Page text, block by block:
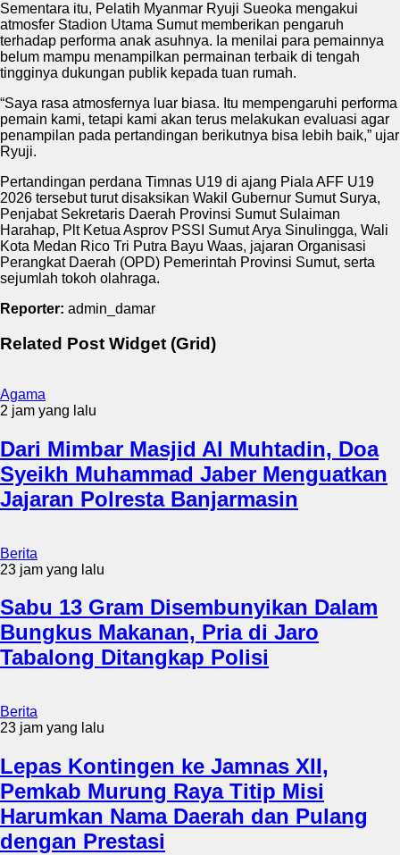
Sementara itu, Pelatih Myanmar Ryuji Sueoka mengakui
atmosfer Stadion Utama Sumut memberikan pengaruh
terhadap performa anak asuhnya. Ia menilai para pemainnya
belum mampu menampilkan permainan terbaik di tengah
tingginya dukungan publik kepada tuan rumah.
“Saya rasa atmosfernya luar biasa. Itu mempengaruhi performa
pemain kami, tetapi kami akan terus melakukan evaluasi agar
penampilan pada pertandingan berikutnya bisa lebih baik,” ujar
Ryuji.
Pertandingan perdana Timnas U19 di ajang Piala AFF U19
2026 tersebut turut disaksikan Wakil Gubernur Sumut Surya,
Penjabat Sekretaris Daerah Provinsi Sumut Sulaiman
Harahap, Plt Ketua Asprov PSSI Sumut Arya Sinulingga, Wali
Kota Medan Rico Tri Putra Bayu Waas, jajaran Organisasi
Perangkat Daerah (OPD) Pemerintah Provinsi Sumut, serta
sejumlah tokoh olahraga.
Reporter: admin_damar
Related Post Widget (Grid)
Agama
2 jam yang lalu
Dari Mimbar Masjid Al Muhtadin, Doa
Syeikh Muhammad Jaber Menguatkan
Jajaran Polresta Banjarmasin
Berita
23 jam yang lalu
Sabu 13 Gram Disembunyikan Dalam
Bungkus Makanan, Pria di Jaro
Tabalong Ditangkap Polisi
Berita
23 jam yang lalu
Lepas Kontingen ke Jamnas XII,
Pemkab Murung Raya Titip Misi
Harumkan Nama Daerah dan Pulang
dengan Prestasi